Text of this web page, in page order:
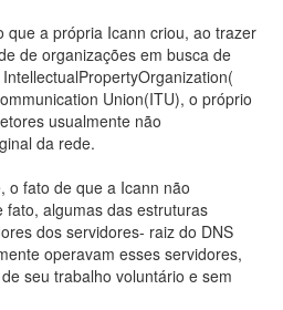
que a própria Icann criou, ao trazer
de organizações em busca de
Union(ITU), o próprio
usualmente não
da rede.
o fato de que a Icann não
algumas das estruturas
dos servidores- raiz do DNS
operavam esses servidores,
seu trabalho voluntário e sem